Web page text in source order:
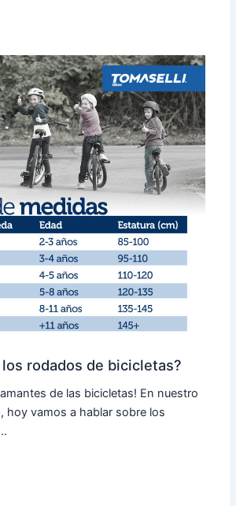
rodados de bicicletas?
de las bicicletas! En nuestro
hoy vamos a hablar sobre los